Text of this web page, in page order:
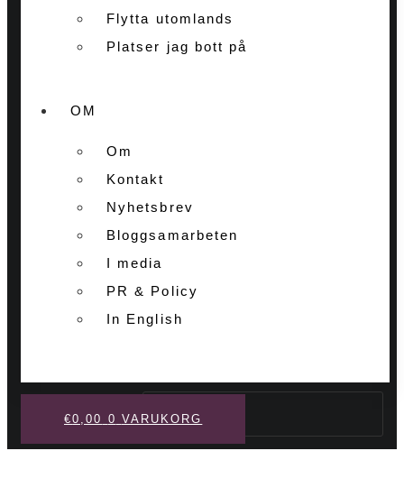
Flytta utomlands
Platser jag bott på
OM
Om
Kontakt
Nyhetsbrev
Bloggsamarbeten
I media
PR & Policy
In English
Sök
€0,00 0 VARUKORG